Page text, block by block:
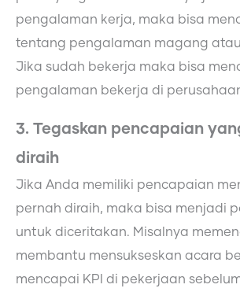
pengalaman kerja, maka bisa
tentang pengalaman magang
Jika sudah bekerja maka bisa
pengalaman bekerja di
3. Tegaskan pencapaian
diraih
Jika Anda memiliki pencapaian
pernah diraih, maka bisa menjadi
untuk diceritakan. Misalnya
membantu mensukseskan acara
mencapai KPI di pekerjaan